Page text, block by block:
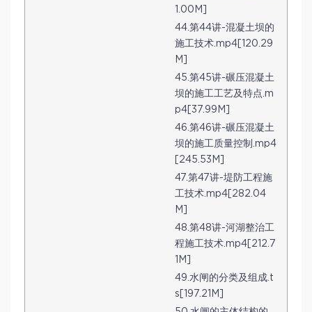
1.00M]
44.第44讲-混凝土坝的
施工技术.mp4[120.29
M]
45.第45讲-碾压混凝土
坝的施工工艺及特点.m
p4[37.99M]
46.第46讲-碾压混凝土
坝的施工质量控制.mp4
[245.53M]
47.第47讲-堤防工程施
工技术.mp4[282.04
M]
48.第48讲-河湖整治工
程施工技术.mp4[212.7
1M]
49.水闸的分类及组成.t
s[197.21M]